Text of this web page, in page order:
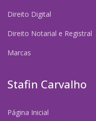
Direito Digital
Direito Notarial e Registral
Marcas
Stafin Carvalho
Página Inicial